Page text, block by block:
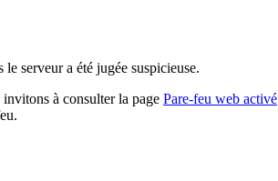
serveur a été jugée suspicieuse.
à consulter la page Pare-feu web activé